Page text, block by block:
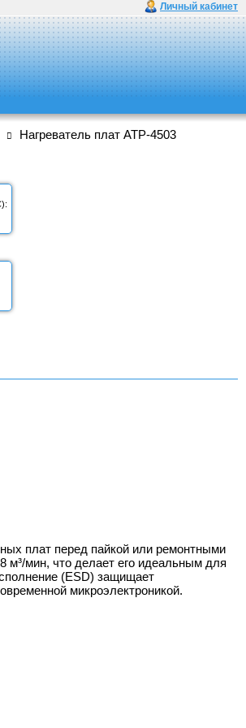
Личный кабинет
Нагреватель плат АТР-4503
плат перед пайкой или ремонтными
м³/мин, что делает его идеальным для
(ESD) защищает
микроэлектроникой.